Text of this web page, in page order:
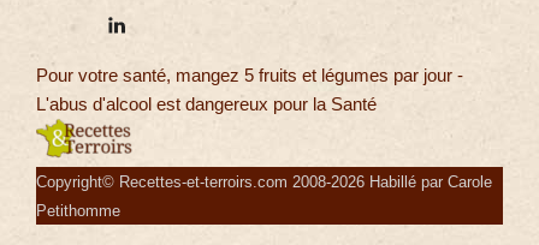
Pour votre santé, mangez 5 fruits et légumes par jour -
L'abus d'alcool est dangereux pour la Santé
Copyright© Recettes-et-terroirs.com 2008-2026 Habillé par Carole
Petithomme